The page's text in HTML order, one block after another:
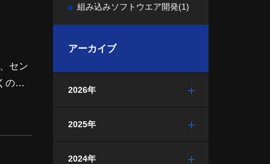
セン
の来
いや
組み込みソフトウエア開発(1)
アーカイブ
2026年
2025年
2024年